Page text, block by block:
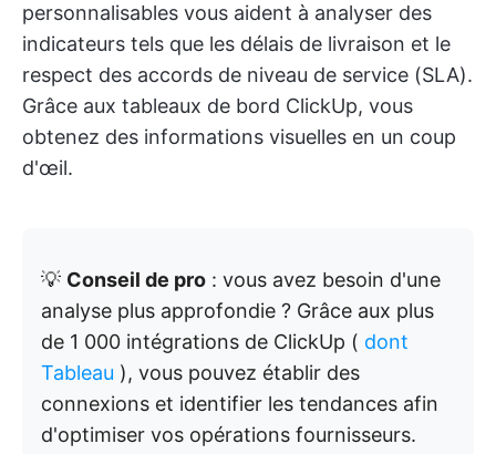
personnalisables vous aident à analyser des
indicateurs tels que les délais de livraison et le
respect des accords de niveau de service (SLA).
Grâce aux tableaux de bord ClickUp, vous
obtenez des informations visuelles en un coup
d'œil.
💡 Conseil de pro : vous avez besoin d'une
analyse plus approfondie ? Grâce aux plus
de 1 000 intégrations de ClickUp ( dont
Tableau ), vous pouvez établir des
connexions et identifier les tendances afin
d'optimiser vos opérations fournisseurs.